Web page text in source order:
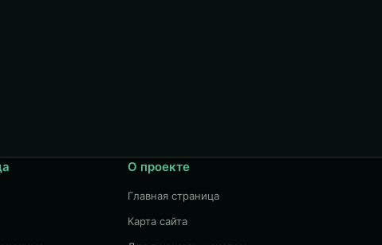
О проекте
Главная страница
Карта сайта